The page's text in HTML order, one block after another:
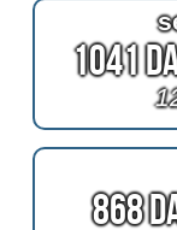
1041
868